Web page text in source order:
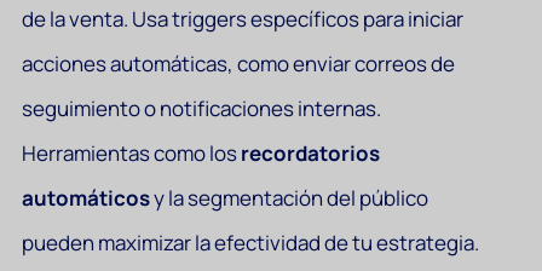
de la venta. Usa triggers específicos para iniciar
acciones automáticas, como enviar correos de
seguimiento o notificaciones internas.
Herramientas como losrecordatorios
automáticosy la segmentación del público
pueden maximizar la efectividad de tu estrategia.